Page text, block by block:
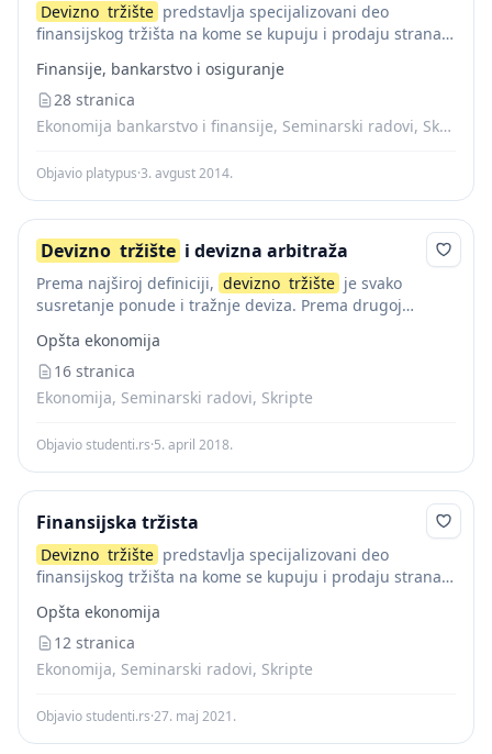
Devizno tržište predstavlja specijalizovani deo
finansijskog tržišta na kome se kupuju i prodaju strana
devizni kurs i upravlja deviznim nacionalnim rezervama.
Cilj ovog...
Finansije, bankarstvo i osiguranje
28 stranica
Ekonomija bankarstvo i finansije, Seminarski radovi, Skripte
Objavio platypus·3. avgust 2014.
Devizno tržište i devizna arbitraža
Prema najširoj definiciji, devizno tržište je svako
susretanje ponude i tražnje deviza. Prema drugoj
kupoprodaju deviza, održavanje deviznih pozicija,
deviznu arbitražu i devizne...
Opšta ekonomija
16 stranica
Ekonomija, Seminarski radovi, Skripte
Objavio studenti.rs·5. april 2018.
Finansijska tržista
Devizno tržište predstavlja specijalizovani deo
finansijskog tržišta na kome se kupuju i prodaju strana
devizni kurs i upravlja deviznim nacionalnim rezervama.
Cilj ovog...
Opšta ekonomija
12 stranica
Ekonomija, Seminarski radovi, Skripte
Objavio studenti.rs·27. maj 2021.